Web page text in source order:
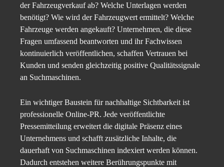
der Fahrzeugverkauf ab? Welche Unterlagen werden
benötigt? Wie wird der Fahrzeugwert ermittelt? Welche
Fahrzeuge werden angekauft? Unternehmen, die diese
Fragen umfassend beantworten und ihr Fachwissen
kontinuierlich veröffentlichen, schaffen Vertrauen bei
Kunden und senden gleichzeitig positive Qualitätssignale
an Suchmaschinen.
Ein wichtiger Baustein für nachhaltige Sichtbarkeit ist
professionelle Online-PR. Jede veröffentlichte
Pressemitteilung erweitert die digitale Präsenz eines
Unternehmens und schafft zusätzliche Inhalte, die
dauerhaft von Suchmaschinen indexiert werden können.
Dadurch entstehen weitere Berührungspunkte mit